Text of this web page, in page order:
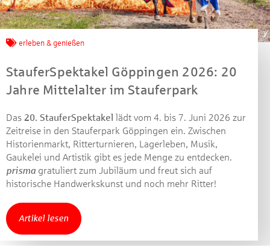
erleben & genießen
StauferSpektakel Göppingen 2026: 20
Jahre Mittelalter im Stauferpark
Das 20. StauferSpektakel lädt vom 4. bis 7. Juni 2026 zur
Zeitreise in den Stauferpark Göppingen ein. Zwischen
Historienmarkt, Ritterturnieren, Lagerleben, Musik,
Gaukelei und Artistik gibt es jede Menge zu entdecken.
prisma gratuliert zum Jubiläum und freut sich auf
historische Handwerkskunst und noch mehr Ritter!
Artikel lesen
Jetzt mitmachen und
Machen Sie mit bei unserem Gewinnspiel! Bis 31.
Dezember 2021 verlosen wir 10 Gutscheine des
Treffpunkt Gold der Kreissparkasse Göppingen im Wert
Beantworten Sie einfach folgende Frage:
Welches Jubiläum feiert die Kreissparkasse
Göppingen in diesem Jahr?